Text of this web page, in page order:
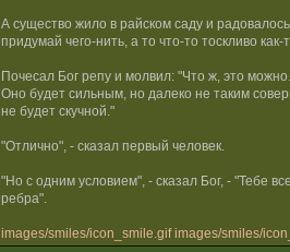
А существо жило в райском саду и
придумай чего-нить, а то что-то тоскливо как-
Почесал Бог репу и молвил: "Что ж, это
Оно будет сильным, но далеко не таким
не будет скучной."
"Отлично", - сказал первый человек.
"Но с одним условием", - сказал Бог, - "Тебе
ребра".
images/smiles/icon_smile.gif images/smiles/